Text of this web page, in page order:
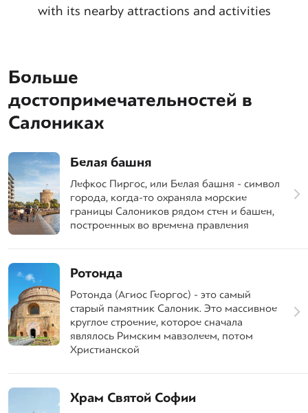
with its nearby attractions and activities
Больше
достопримечательностей в
Салониках
Белая башня
Лефкос Пиргос, или Белая башня - символ
города, когда-то охраняла морские
границы Салоников рядом стен и башен,
построенных во времена правления
Ротонда
Ротонда (Агиос Георгос) - это самый
старый памятник Салоник. Это массивное
круглое строение, которое сначала
являлось Римским мавзолеем, потом
Христианской
Храм Святой Софии